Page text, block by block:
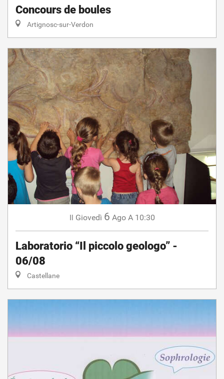
Concours de boules
Artignosc-sur-Verdon
Il Giovedì 6 Ago A 10:30
Laboratorio “Il piccolo geologo” -
06/08
Castellane